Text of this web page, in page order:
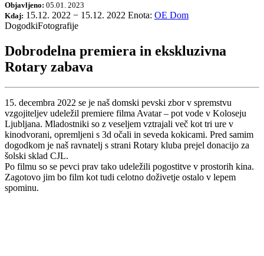
Objavljeno: 05.01. 2023
Kdaj: 15.12. 2022 − 15.12. 2022 Enota: OE Dom
DogodkiFotografije
Dobrodelna premiera in ekskluzivna
Rotary zabava
15. decembra 2022 se je naš domski pevski zbor v spremstvu
vzgojiteljev udeležil premiere filma Avatar – pot vode v Koloseju
Ljubljana. Mladostniki so z veseljem vztrajali več kot tri ure v
kinodvorani, opremljeni s 3d očali in seveda kokicami. Pred samim
dogodkom je naš ravnatelj s strani Rotary kluba prejel donacijo za
šolski sklad CJL.
Po filmu so se pevci prav tako udeležili pogostitve v prostorih kina.
Zagotovo jim bo film kot tudi celotno doživetje ostalo v lepem
spominu.